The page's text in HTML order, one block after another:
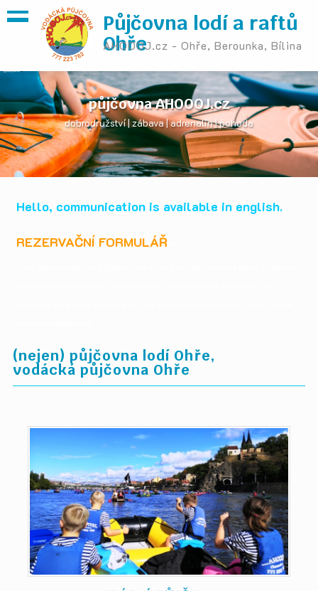
Půjčovna lodí a raftů
Ohře
AHOOOJ.cz - Ohře, Berounka, Bílina
půjčovna AHOOOJ.cz
dobrodružství | zábava | adrenalin | pohoda
Hello, communication is available in english.
REZERVAČNÍ FORMULÁŘ
(nejen) půjčovna lodí Ohře,
vodácká půjčovna Ohře